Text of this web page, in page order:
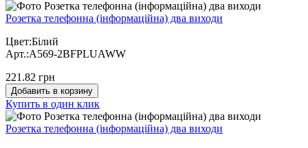
Розетка телефонна (інформаційна) два виходи
Цвет:Білий
Арт.:A569-2BFPLUAWW
221.82 грн
Добавить в корзину
Купить в один клик
Розетка телефонна (інформаційна) два виходи